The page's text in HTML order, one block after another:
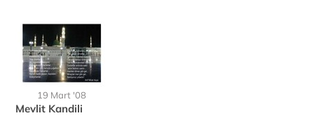
19 Mart '08
Mevlit Kandili